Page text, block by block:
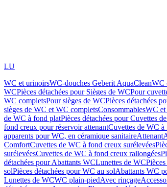
LU
WC et urinoirsWC-douches Geberit AquaCleanWC
WCPièces détachées pour Sièges de WCPour
WC completsPour sièges de WCPièces détachées
sièges de WC et WC completsConsommablesWC et
de WC à fond platPièces détachées pour Cuvettes
fond creux pour réservoir attenantCuvettes de WC
apparents pour WC, en céramique sanitaireAttenant
ComfortCuvettes de WC à fond creux surélevées
surélevéesCuvettes de WC à fond creux rallongées
détachées pour Abattants WCLunettes de WC
solPièces détachées pour WC au solAbattants WC
Lunettes de WCWC plain-piedAvec rinçage